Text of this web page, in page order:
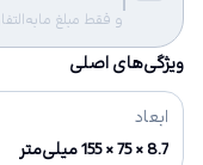
و فقط مبلغ
ویژگی‌های اصلی
ابعاد
8.7 × 75 × 155 میلی‌متر